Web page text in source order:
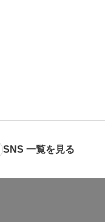
SNS 一覧を見る